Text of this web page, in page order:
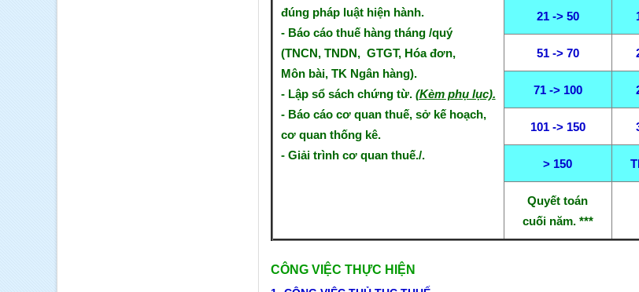
đúng pháp luật hiện hành.
- Báo cáo thuế hàng tháng /quý
(TNCN, TNDN, GTGT, Hóa đơn,
Môn bài, TK Ngân hàng).
- Lập sổ sách chứng từ. (Kèm phụ lục).
- Báo cáo cơ quan thuế, sở kế hoạch,
cơ quan thống kê.
- Giải trình cơ quan thuế./.
21 -> 50
51 -> 70
71 -> 100
101 -> 150
> 150
Quyết toán
cuối năm. ***
CÔNG VIỆC THỰC HIỆN